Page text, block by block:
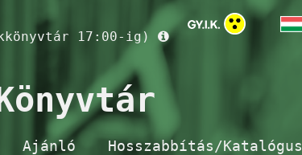
17:00-ig)
Ajánló Hosszabbítás/Katalógus